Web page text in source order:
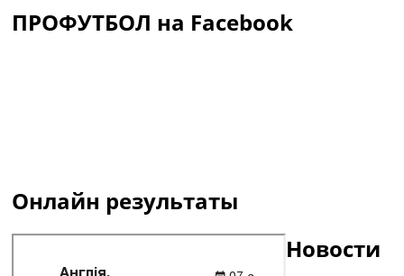
ПРОФУТБОЛ на Facebook
Онлайн результаты
Новости